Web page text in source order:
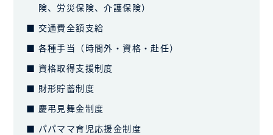
険、労災保険、介護保険）
交通費全額支給
各種手当（時間外・資格・赴任）
資格取得支援制度
財形貯蓄制度
慶弔見舞金制度
パパママ育児応援金制度